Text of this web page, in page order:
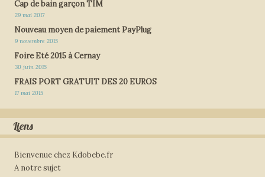
Cap de bain garçon TIM
29 mai 2017
Nouveau moyen de paiement PayPlug
9 novembre 2015
Foire Eté 2015 à Cernay
30 juin 2015
FRAIS PORT GRATUIT DES 20 EUROS
17 mai 2015
Liens
Bienvenue chez Kdobebe.fr
A notre sujet